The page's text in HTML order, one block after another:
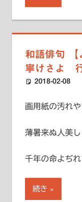
和語俳句 【
寧けさよ
2018-02-08
画用紙の汚れ
薄暑来ぬ人美
千年の命よぢ
続き